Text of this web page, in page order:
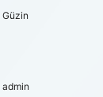
Güzin
admin